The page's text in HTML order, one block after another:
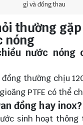
gỉ và đồng thau
thường
nóng
nước nóng
đồng thường chịu
PTFE có thể
đồng hay inox?
sinh hoạt thông